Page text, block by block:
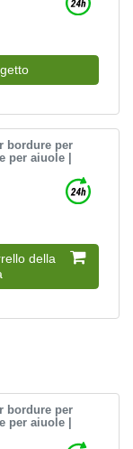
bordure per
per aiuole |
della
bordure per
per aiuole |